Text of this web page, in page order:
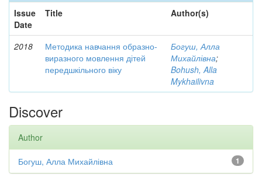
Issue
Date
Title Author(s)
2018
Методика навчання образно-
виразного мовлення дітей
передшкільного віку
Богуш, Алла
Михайлівна;
Bohush, Alla
Mykhailivna
Discover
Author
1
Богуш, Алла Михайлівна